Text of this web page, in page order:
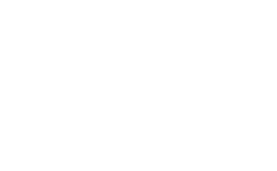
la pantalla.